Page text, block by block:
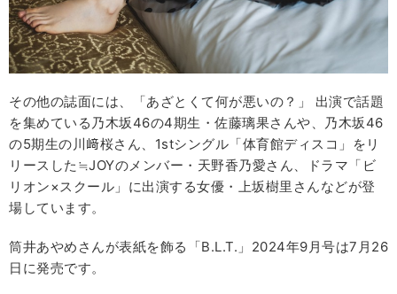
その他の誌面には、「あざとくて何が悪いの？」 出演で話題
を集めている乃木坂46の4期生・佐藤璃果さんや、乃木坂46
の5期生の川﨑桜さん、1stシングル「体育館ディスコ」をリ
リースした≒JOYのメンバー・天野香乃愛さん、ドラマ「ビ
リオン×スクール」に出演する女優・上坂樹里さんなどが登
場しています。
筒井あやめさんが表紙を飾る「B.L.T.」2024年9月号は7月26
日に発売です。